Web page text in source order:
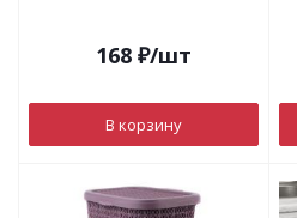
168 ₽/шт
В корзину